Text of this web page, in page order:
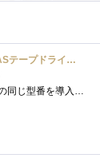
StoreEver LTO6 Ultrium 6250 SASテープドライブ(内蔵型)
接続形式が違うが、同じメーカーの同じ型番を導入しています。製品としてのレビューは下記の方で行っています。いざ使おうとしたときに故障�...